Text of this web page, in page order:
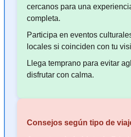
cercanos para una
completa.
Participa en eventos
locales si coinciden con tu
Llega temprano para evitar
disfrutar con calma.
Consejos según tipo de